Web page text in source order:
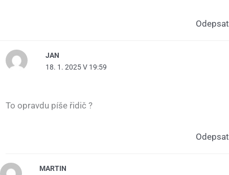
Odepsat
JAN
18. 1. 2025 V 19:59
To opravdu píše řidič ?
Odepsat
MARTIN